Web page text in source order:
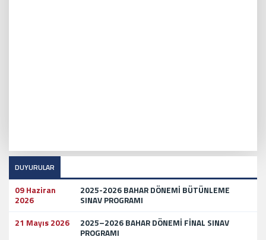
DUYURULAR
09 Haziran
2026
2025-2026 BAHAR DÖNEMİ BÜTÜNLEME
SINAV PROGRAMI
21 Mayıs 2026
2025–2026 BAHAR DÖNEMİ FİNAL SINAV
PROGRAMI